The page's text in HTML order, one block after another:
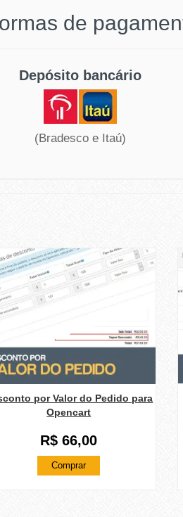
de
Depósito bancário
(Bradesco e Itaú)
por Valor do Pedido para
Opencart
R$ 66,00
Comprar